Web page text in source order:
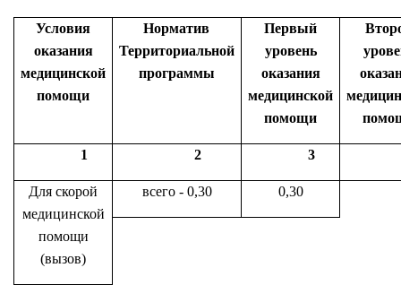
Условия
оказания
медицинской
помощи
Норматив
Территориальной
программы
Первый
уровень
оказания
медицинской
помощи
1 2 3
Для скорой
медицинской
помощи
(вызов)
всего - 0,30 0,30